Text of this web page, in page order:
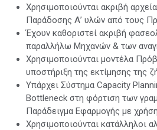
Χρησιμοποιούνται ακριβή
Παράδοσης Α’ υλών από τους
Έχουν καθοριστεί ακριβή
παραλλήλω Μηχανών & των
Χρησιμοποιούνται μοντέλα
υποστήριξη της εκτίμησης της
Υπάρχει Σύστημα Capacity
Bottleneck στη φόρτιση των
Παράδειγμα Εφαρμογής με
Χρησιμοποιούνται κατάλληλοι